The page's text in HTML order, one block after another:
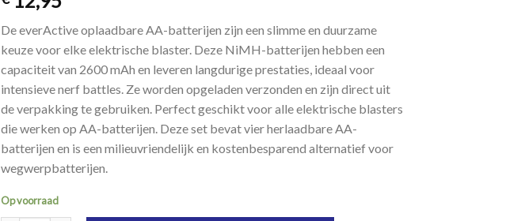
De everActive oplaadbare AA-batterijen zijn een slimme en duurzame
keuze voor elke elektrische blaster. Deze NiMH-batterijen hebben een
capaciteit van 2600 mAh en leveren langdurige prestaties, ideaal voor
intensieve nerf battles. Ze worden opgeladen verzonden en zijn direct uit
de verpakking te gebruiken. Perfect geschikt voor alle elektrische blasters
die werken op AA-batterijen. Deze set bevat vier herlaadbare AA-
batterijen en is een milieuvriendelijk en kostenbesparend alternatief voor
wegwerpbatterijen.
Op voorraad